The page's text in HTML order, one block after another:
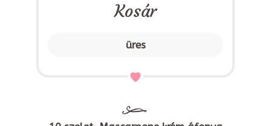
Kosár
üres